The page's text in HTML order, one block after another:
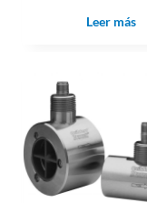
Leer más